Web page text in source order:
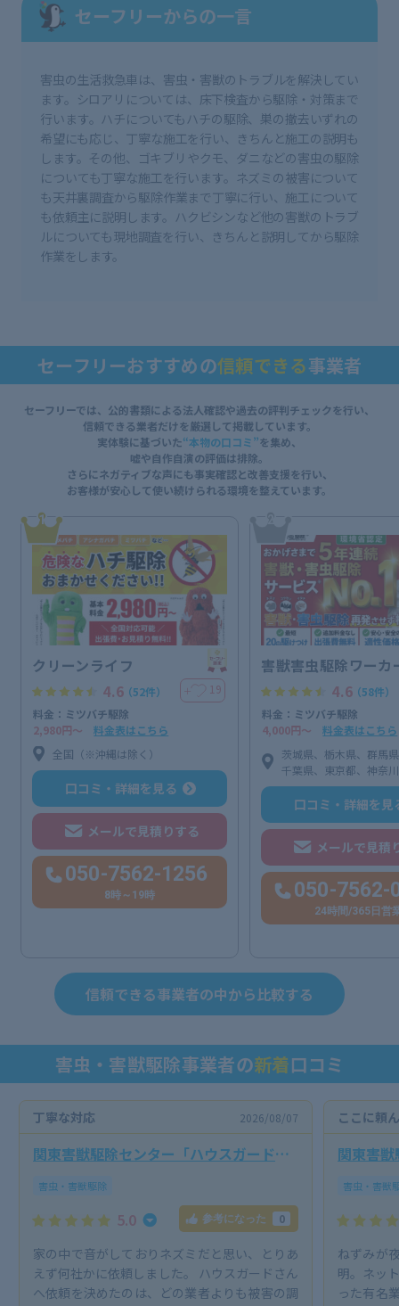
セーフリーからの一言
害虫の生活救急車は、害虫・害獣のトラブルを解決してい
ます。シロアリについては、床下検査から駆除・対策まで
行います。ハチについてもハチの駆除、巣の撤去いずれの
希望にも応じ、丁寧な施工を行い、きちんと施工の説明も
します。その他、ゴキブリやクモ、ダニなどの害虫の駆除
についても丁寧な施工を行います。ネズミの被害について
も天井裏調査から駆除作業まで丁寧に行い、施工について
も依頼主に説明します。ハクビシンなど他の害獣のトラブ
ルについても現地調査を行い、きちんと説明してから駆除
作業をします。
セーフリーおすすめの信頼できる事業者
セーフリーでは、公的書類による法人確認や過去の評判チェックを行い、
信頼できる業者だけを厳選して掲載しています。
実体験に基づいた“本物の口コミ”を集め、
嘘や自作自演の評価は排除。
さらにネガティブな声にも事実確認と改善支援を行い、
お客様が安心して使い続けられる環境を整えています。
1
クリーンライフ
4.6（52件） ＋
19
料金：ミツバチ駆除
2,980円〜
料金表はこちら
全国（※沖縄は除く）
口コミ・詳細を見る
メールで見積りする
050-7562-1256
8時～19時
害獣害虫駆除ワーカ
4.6（58件）
料金：ミツバチ駆除
4,000円〜
料金表はこちら
茨城県、栃木県、群馬
千葉県、東京都、神奈
口コミ・詳細を見
メールで見積
050-7562-
24時間/365日営
信頼できる事業者の中から比較する
害虫・害獣駆除事業者の新着口コミ
丁寧な対応 2026/08/07
関東害獣駆除センター「ハウスガード
害虫・害獣駆除
5.0 参考になった 0
家の中で音がしておりネズミだと思い、とりあ
えず何社かに依頼しました。 ハウスガードさん
へ依頼を決めたのは、どの業者よりも被害の調
ここに頼
関東害
害虫・害獣
ねずみが
明。ネッ
った有名